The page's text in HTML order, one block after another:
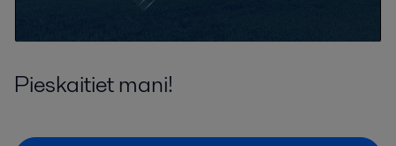
Pieskaitiet mani!